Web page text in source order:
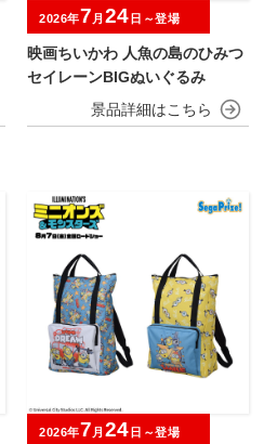
映画ちいかわ 人魚の島のひみつ
セイレーンBIGぬいぐるみ
2026年7 月 24 日～登場
2026年7 月 24 日～登場